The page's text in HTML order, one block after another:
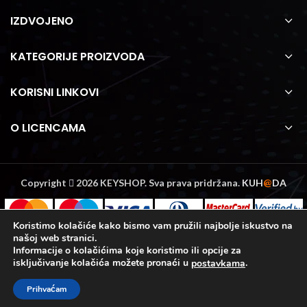
IZDVOJENO
KATEGORIJE PROIZVODA
KORISNI LINKOVI
O LICENCAMA
Copyright 2026 KEYSHOP. Sva prava pridržana. KUH@DA
Koristimo kolačiće kako bismo vam pružili najbolje iskustvo na
našoj web stranici.
Informacije o kolačićima koje koristimo ili opcije za
isključivanje kolačića možete pronaći u postavkama.
Prihvaćam
Trgovina